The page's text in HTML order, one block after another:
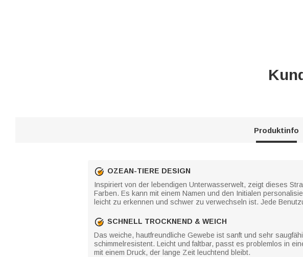
Produktinfo
OZEAN-TIERE DESIGN
Inspiriert von der lebendigen Unterwasserwelt, zeigt dieses
Farben. Es kann mit einem Namen und den Initialen
leicht zu erkennen und schwer zu verwechseln ist. Jede
SCHNELL TROCKNEND & WEICH
Das weiche, hautfreundliche Gewebe ist sanft und sehr
schimmelresistent. Leicht und faltbar, passt es problemlos in
mit einem Druck, der lange Zeit leuchtend bleibt.